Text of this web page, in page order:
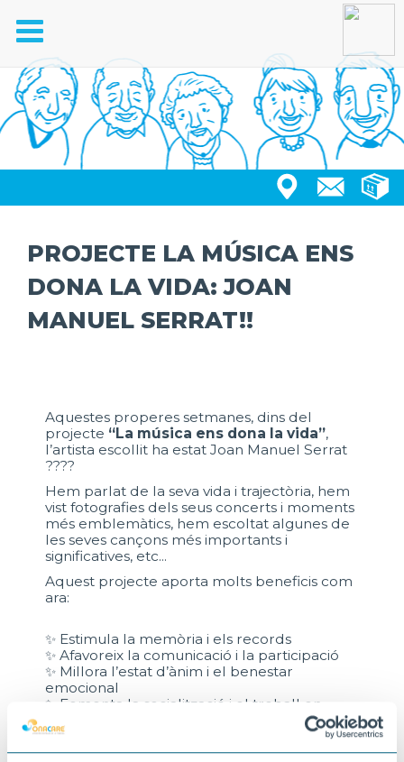
Toggle
navigation
PROJECTE LA MÚSICA ENS
DONA LA VIDA: JOAN
MANUEL SERRAT!!
Aquestes properes setmanes, dins del
projecte “La música ens dona la vida”,
l’artista escollit ha estat Joan Manuel Serrat
????
Hem parlat de la seva vida i trajectòria, hem
vist fotografies dels seus concerts i moments
més emblemàtics, hem escoltat algunes de
les seves cançons més importants i
significatives, etc...
Aquest projecte aporta molts beneficis com
ara:
✨ Estimula la memòria i els records
✨ Afavoreix la comunicació i la participació
✨ Millora l’estat d’ànim i el benestar
emocional
✨ Fomenta la socialització i el treball en
✨ Manté activa l’atenció i les emocions
positives